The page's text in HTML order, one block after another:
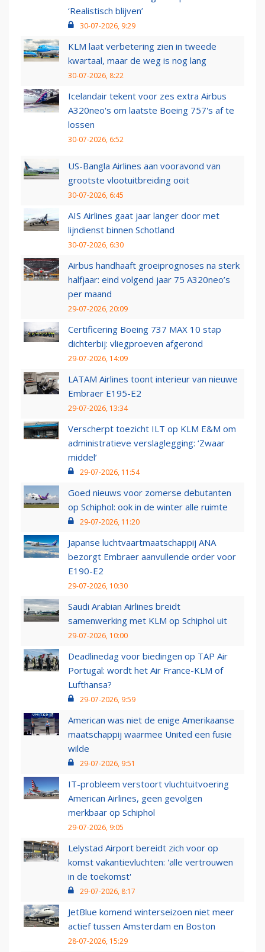
‘Realistisch blijven’
30-07-2026, 9:29
KLM laat verbetering zien in tweede
kwartaal, maar de weg is nog lang
30-07-2026, 8:22
Icelandair tekent voor zes extra Airbus
A320neo's om laatste Boeing 757's af te
lossen
30-07-2026, 6:52
US-Bangla Airlines aan vooravond van
grootste vlootuitbreiding ooit
30-07-2026, 6:45
AIS Airlines gaat jaar langer door met
lijndienst binnen Schotland
30-07-2026, 6:30
Airbus handhaaft groeiprognoses na sterk
halfjaar: eind volgend jaar 75 A320neo’s
per maand
29-07-2026, 20:09
Certificering Boeing 737 MAX 10 stap
dichterbij: vliegproeven afgerond
29-07-2026, 14:09
LATAM Airlines toont interieur van nieuwe
Embraer E195-E2
29-07-2026, 13:34
Verscherpt toezicht ILT op KLM E&M om
administratieve verslaglegging: ‘Zwaar
middel’
29-07-2026, 11:54
Goed nieuws voor zomerse debutanten
op Schiphol: ook in de winter alle ruimte
29-07-2026, 11:20
Japanse luchtvaartmaatschappij ANA
bezorgt Embraer aanvullende order voor
E190-E2
29-07-2026, 10:30
Saudi Arabian Airlines breidt
samenwerking met KLM op Schiphol uit
29-07-2026, 10:00
Deadlinedag voor biedingen op TAP Air
Portugal: wordt het Air France-KLM of
Lufthansa?
29-07-2026, 9:59
American was niet de enige Amerikaanse
maatschappij waarmee United een fusie
wilde
29-07-2026, 9:51
IT-probleem verstoort vluchtuitvoering
American Airlines, geen gevolgen
merkbaar op Schiphol
29-07-2026, 9:05
Lelystad Airport bereidt zich voor op
komst vakantievluchten: 'alle vertrouwen
in de toekomst'
29-07-2026, 8:17
JetBlue komend winterseizoen niet meer
actief tussen Amsterdam en Boston
28-07-2026, 15:29